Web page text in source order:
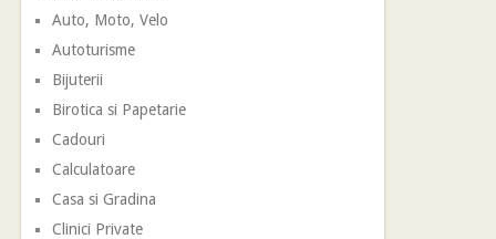
Auto, Moto, Velo
Autoturisme
Bijuterii
Birotica si Papetarie
Cadouri
Calculatoare
Casa si Gradina
Clinici Private